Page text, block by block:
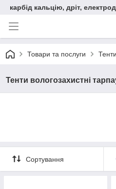
карбід кальцію, дріт,
Товари та послуги
Тенти вологозахистні
Сортування